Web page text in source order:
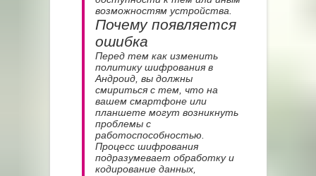
возможностям устройства.
Почему появляется
ошибка
Перед тем как изменить
политику шифрования в
Андроид, вы должны
смириться с тем, что на
вашем смартфоне или
планшете могут возникнуть
проблемы с
работоспособностью.
Процесс шифрования
подразумевает обработку и
кодирование данных,